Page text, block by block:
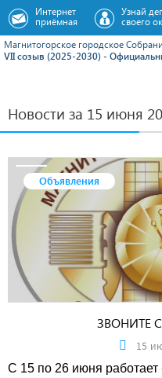
Магнитогорское городское
VII созыв (2025-2030) -
Интернет
приёмная
Узнай
своего
Новости за 15 июня
Объявления
ЗВОНИТЕ
15
С 15 по 26 июня работает